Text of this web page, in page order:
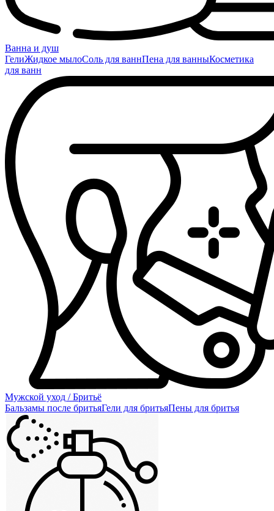
Ванна и душ
ГелиЖидкое мылоСоль для ваннПена для ванныКосметика
для ванн
Мужской уход / Бритьё
Бальзамы после бритьяГели для бритьяПены для бритья